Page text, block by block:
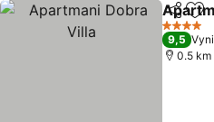
Sdílet
4 Počet
9,5
0.5 km